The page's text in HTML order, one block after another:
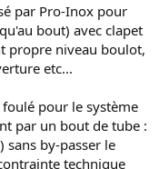
par Pro-Inox pour
bout) avec clapet
propre niveau boulot,
etc...
pour le système
par un bout de tube :
sans by-passer le
technique